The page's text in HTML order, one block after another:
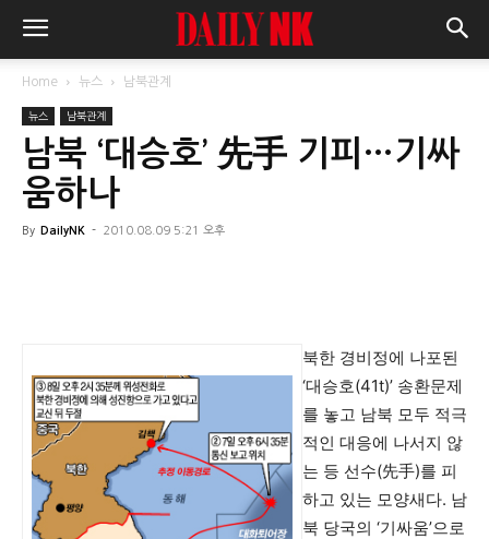
Home 뉴스 남북관계
뉴스 남북관계
남북 ‘대승호’ 先手 기피…기싸
움하나
By DailyNK - 2010.08.09 5:21 오후
북한 경비정에 나포된
‘대승호(41t)’ 송환문제
를 놓고 남북 모두 적극
적인 대응에 나서지 않
는 등 선수(先手)를 피
하고 있는 모양새다. 남
북 당국의 ‘기싸움’으로